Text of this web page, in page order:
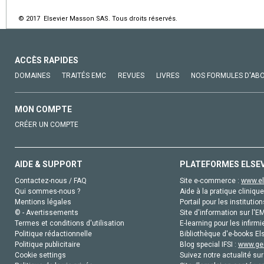
© 2017 Elsevier Masson SAS. Tous droits réservés.
ACCÈS RAPIDES
DOMAINES TRAITÉS EMC REVUES LIVRES NOS FORMULES
MON COMPTE
CRÉER UN COMPTE
AIDE & SUPPORT
Contactez-nous / FAQ
Qui sommes-nous ?
Mentions légales
© - Avertissements
Termes et conditions d'utilisation
Politique rédactionnelle
Politique publicitaire
Cookie settings
PLATEFORMES
Site e-commerce :
Aide à la pratique
Portail pour les
Site d'information sur
E-learning pour les
Bibliothèque d'e-books
Blog special IFSI :
Suivez notre actualité